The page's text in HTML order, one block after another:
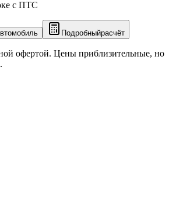
с ПТС
Подробныйрасчёт
офертой. Цены приблизительные, но